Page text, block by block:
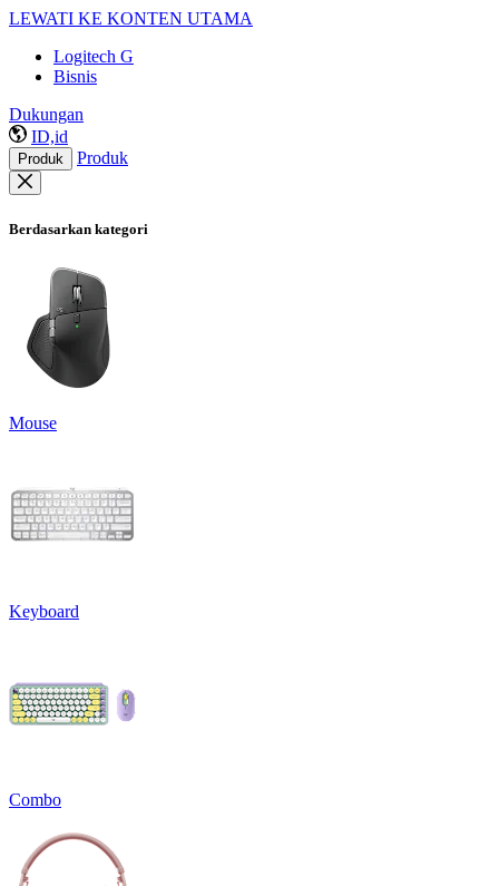
LEWATI KE KONTEN UTAMA
Logitech G
Bisnis
Dukungan
ID,id
Produk Produk
Berdasarkan kategori
Mouse
Keyboard
Combo